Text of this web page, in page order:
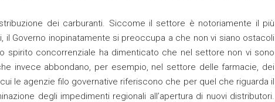
dei carburanti. Siccome il settore è notoriamente il più
il Governo inopinatamente si preoccupa a che non vi siano ostacoli
spirito concorrenziale ha dimenticato che nel settore non vi sono
invece abbondano, per esempio, nel settore delle farmacie, dei
le agenzie filo governative riferiscono che per quel che riguarda il
degli impedimenti regionali all’apertura di nuovi distributori.